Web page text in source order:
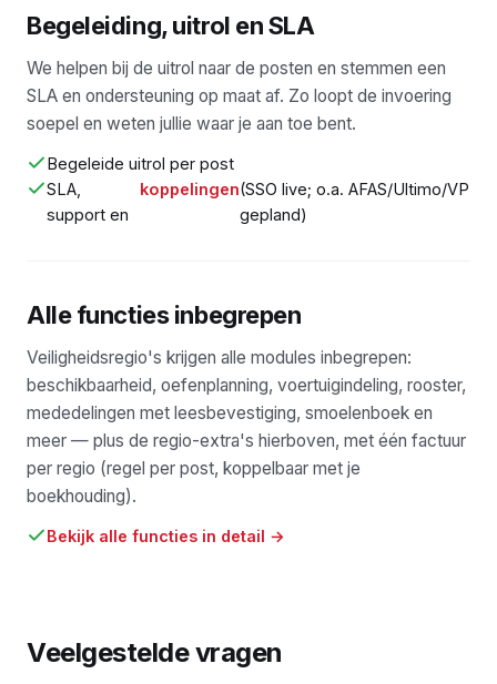
Begeleiding, uitrol en SLA
We helpen bij de uitrol naar de posten en stemmen een
SLA en ondersteuning op maat af. Zo loopt de invoering
soepel en weten jullie waar je aan toe bent.
Begeleide uitrol per post
SLA,
support en
koppelingen(SSO live; o.a. AFAS/Ultimo/VP
gepland)
Alle functies inbegrepen
Veiligheidsregio's krijgen alle modules inbegrepen:
beschikbaarheid, oefenplanning, voertuigindeling, rooster,
mededelingen met leesbevestiging, smoelenboek en
meer — plus de regio-extra's hierboven, met één factuur
per regio (regel per post, koppelbaar met je
boekhouding).
Bekijk alle functies in detail →
Veelgestelde vragen